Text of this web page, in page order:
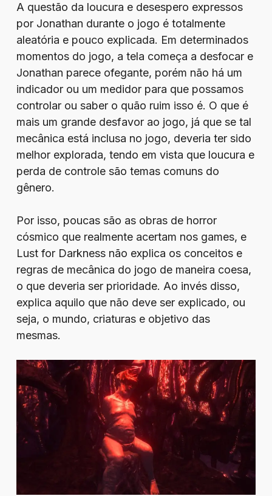
A questão da loucura e desespero expressos
por Jonathan durante o jogo é totalmente
aleatória e pouco explicada. Em determinados
momentos do jogo, a tela começa a desfocar e
Jonathan parece ofegante, porém não há um
indicador ou um medidor para que possamos
controlar ou saber o quão ruim isso é. O que é
mais um grande desfavor ao jogo, já que se tal
mecânica está inclusa no jogo, deveria ter sido
melhor explorada, tendo em vista que loucura e
perda de controle são temas comuns do
gênero.
Por isso, poucas são as obras de horror
cósmico que realmente acertam nos games, e
Lust for Darkness não explica os conceitos e
regras de mecânica do jogo de maneira coesa,
o que deveria ser prioridade. Ao invés disso,
explica aquilo que não deve ser explicado, ou
seja, o mundo, criaturas e objetivo das
mesmas.